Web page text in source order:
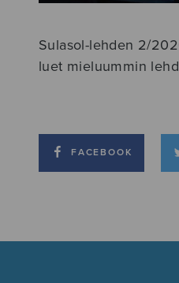
Sulasol-lehden 2/
luet mieluummin
FACEBOOK